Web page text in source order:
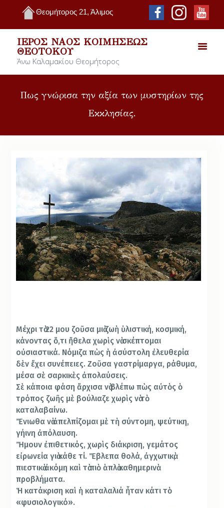
Θεομήτορος 21, Άλιμος
ΙΕΡΌΣ ΝΑΌΣ ΚΟΙΜΉΣΕΩΣ
ΘΕΟΤΌΚΟΥ
Άνω Καλαμακίου Θεομήτορος
Πως γνώρισα την αξία των μυστηρίων της
Εκκλησίας.
Μέχρι τὰ 22 μου ζοῦσα μιὰ ζωὴ ὑλιστική, κοσμική,
κάνοντας ὅ,τι ἤθελα χωρὶς νὰ σκέπτομαι
οὐσιαστικά. Νόμιζα πὼς ἡ ἀσύστολη ἐλευθερία
δὲν ἔχει συνέπειες. Ζοῦσα γαστρίμαργα, ράθυμα,
μέσα σὲ σαρκικὲς ἀπολαύσεις.
Σὲ κάποια φάση ἄρχισα νὰ βλέπω πὼς αὐτὸς ὁ
τρόπος ζωῆς μὲ βούλιαζε χωρὶς νὰ τὸ
καταλαβαίνω.
Ἔνιωθα νὰ ἀπελπίζομαι μὲ τὴ σύντομη, ψεύτικη,
γήινη ἀπόλαυση.
Ἤμουν ἐπιθετικός, χωρὶς διάκριση, γεμάτος
εἰρωνεία γιὰ κάθε τί. Ἔβλεπα θολά, ἀγχωτικὰ,
πιεστικὰ ἀκόμη καὶ τὰ πιὸ ἁπλὰ καθημερινὰ
προβλήματα.
Ἡ κατάκριση καὶ ἡ καταλαλιά ἦταν κάτι τὸ
«φυσιολογικό».